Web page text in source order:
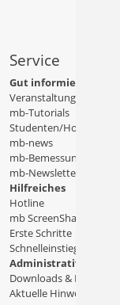
Service
Gut informiert
Veranstaltungen
mb-Tutorials
Studenten/Hochschule
mb-news
mb-Bemessungstafeln
mb-Newsletter
Hilfreiches
Hotline
mb ScreenShare
Erste Schritte
Schnelleinstiege & Doku
Administratives
Downloads & Patches
Aktuelle Hinweise